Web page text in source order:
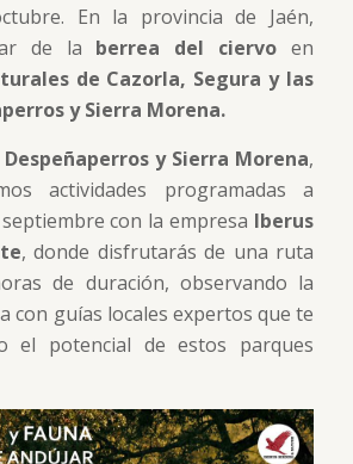
En la provincia de Jaén,
de la berrea del ciervo en
de Cazorla, Segura y las
y Sierra Morena.
Despeñaperros y Sierra Morena,
actividades programadas a
con la empresa Iberus
, donde disfrutarás de una ruta
de duración, observando la
con guías locales expertos que te
el potencial de estos parques